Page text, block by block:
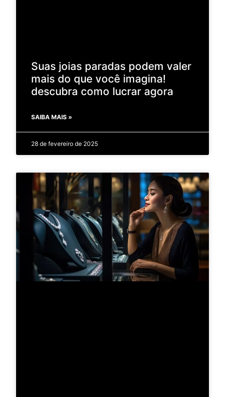
Suas joias paradas podem valer
mais do que você imagina!
descubra como lucrar agora
SAIBA MAIS »
28 de fevereiro de 2025